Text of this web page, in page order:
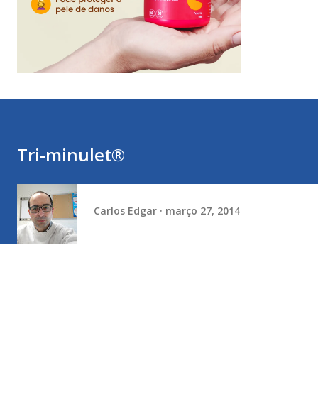
Tri-minulet®
Carlos Edgar março 27, 2014